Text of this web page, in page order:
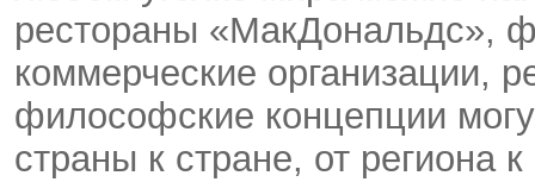
рестораны «МакДональдс»,
коммерческие организации,
философские концепции
страны к стране, от региона к